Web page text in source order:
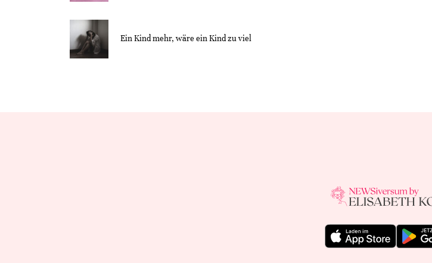
Ein Kind mehr, wäre ein Kind zu viel